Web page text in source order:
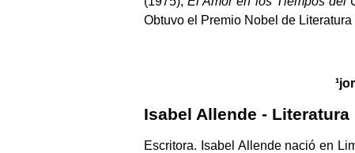
Obtuvo el Premio Nobel de Literatura
Isabel Allende - Literatura
Escritora. Isabel Allende nació en